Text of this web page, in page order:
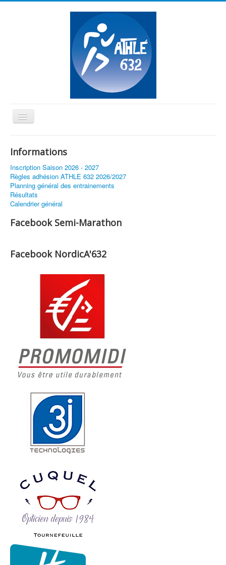
Basculer
la
Vous êtes ici :
Informations
Inscription Saison 2026 - 2027
Règles adhésion ATHLE 632 2026/2027
Planning général des entrainements
Résultats
Calendrier général
Facebook Semi-Marathon
Facebook NordicA'632